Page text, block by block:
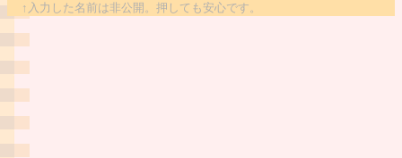
↑入力した名前は非公開。押しても安心です。